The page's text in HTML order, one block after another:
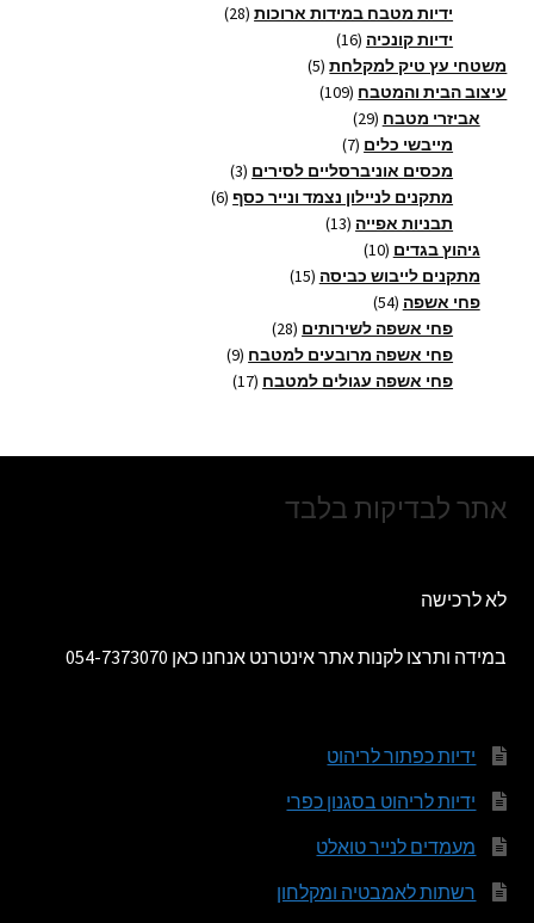
מוצרים ידיות מטבח במידות ארוכות 28
28
ידיות קונכיה 16
16
מוצריםמשטחי עץ טיק למקלחת 5
5
עיצוב הבית והמטבח 109
109
אביזרי מטבח 29
29
מוצרים מייבשי כלים 7
7
מוצרים
מכסים אוניברסליים לסירים 3
3
מוצריםמתקנים לניילון נצמד ונייר כסף 6
6
תבניות אפייה 13
13
גיהוץ בגדים 10
10
מוצרים
מתקנים לייבוש כביסה 15
15
פחי אשפה 54
54
מוצרים
פחי אשפה לשירותים 28
28
מוצרים
פחי אשפה מרובעים למטבח 9
9
מוצרים
פחי אשפה עגולים למטבח 17
17
אתר לבדיקות בלבד
לא לרכישה
במידה ותרצו לקנות אתר אינטרנט אנחנו כאן 054-7373070
ידיות כפתור לריהוט
ידיות לריהוט בסגנון כפרי
מעמדים לנייר טואלט
רשתות לאמבטיה ומקלחון